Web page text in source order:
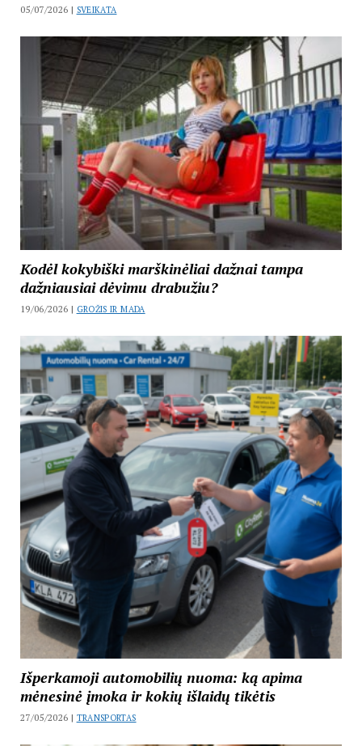
05/07/2026 | SVEIKATA
Kodėl kokybiški marškinėliai dažnai tampa
dažniausiai dėvimu drabužiu?
19/06/2026 | GROŽIS IR MADA
Išperkamoji automobilių nuoma: ką apima
mėnesinė įmoka ir kokių išlaidų tikėtis
27/05/2026 | TRANSPORTAS